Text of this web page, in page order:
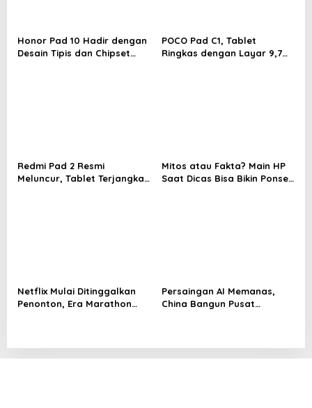
t
Honor Pad 10 Hadir dengan
Desain Tipis dan Chipset
POCO Pad C1, Tablet
Ringkas dengan Layar 9,7
Redmi Pad 2 Resmi
Meluncur, Tablet Terjangkau
Mitos atau Fakta? Main HP
Saat Dicas Bisa Bikin Ponsel
Netflix Mulai Ditinggalkan
Penonton, Era Marathon
Persaingan AI Memanas,
China Bangun Pusat